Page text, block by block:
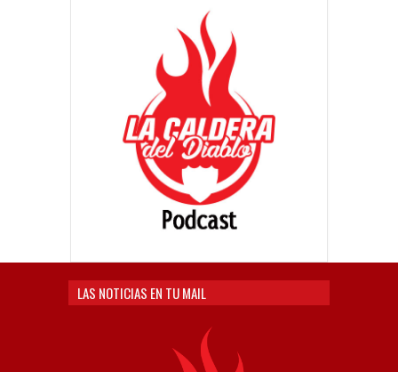
LAS NOTICIAS EN TU MAIL